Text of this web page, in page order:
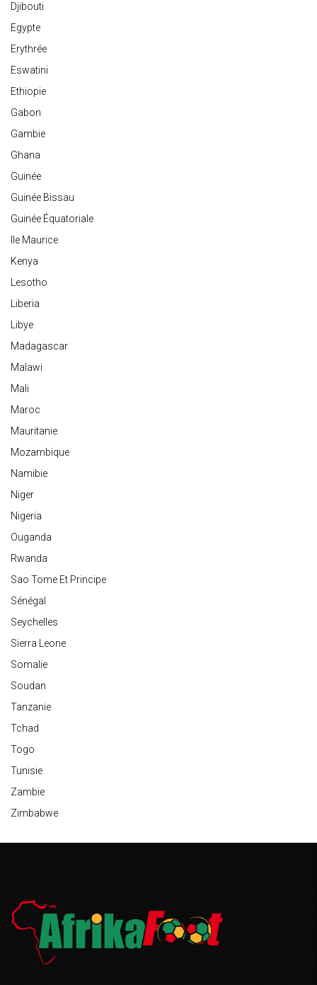
Djibouti
Egypte
Erythrée
Eswatini
Ethiopie
Gabon
Gambie
Ghana
Guinée
Guinée Bissau
Guinée Équatoriale
Ile Maurice
Kenya
Lesotho
Liberia
Libye
Madagascar
Malawi
Mali
Maroc
Mauritanie
Mozambique
Namibie
Niger
Nigeria
Ouganda
Rwanda
Sao Tome Et Principe
Sénégal
Seychelles
Sierra Leone
Somalie
Soudan
Tanzanie
Tchad
Togo
Tunisie
Zambie
Zimbabwe